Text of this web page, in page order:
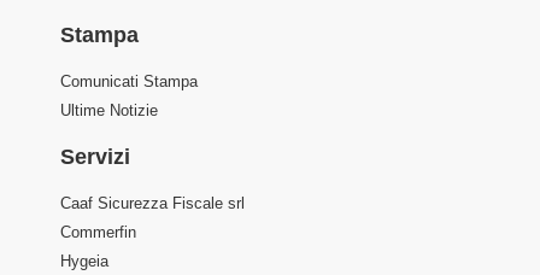
Stampa
Comunicati Stampa
Ultime Notizie
Servizi
Caaf Sicurezza Fiscale srl
Commerfin
Hygeia